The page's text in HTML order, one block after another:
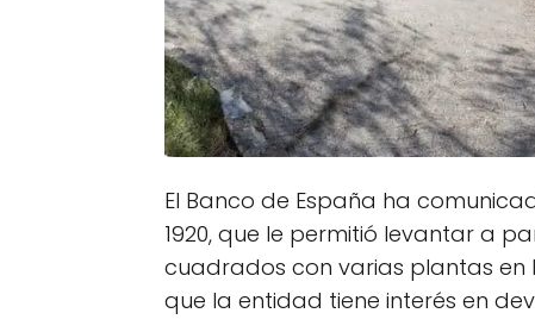
El Banco de España ha
1920, que le permitió levantar a
cuadrados con varias plantas en
que la entidad tiene interés en